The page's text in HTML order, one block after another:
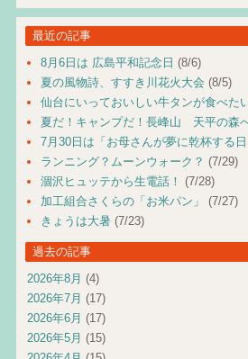
最近の記事
8月6日は 広島平和記念日 (8/6)
夏の風物詩、すすき川花火大会 (8/5)
仙台にいっておいしい牛タンが食べた
夏だ！キャンプだ！長峰山 天平の森
7月30日は「お母さんが夢に乾杯する
ランニング？ムーンウォーク？ (7/29)
涸沢ヒュッテから生電話！ (7/28)
加工組合さくらの「お米パン」
(7/27)
きょうは大暑 (7/23)
過去の記事
2026年8月 (4)
2026年7月 (17)
2026年6月 (17)
2026年5月 (15)